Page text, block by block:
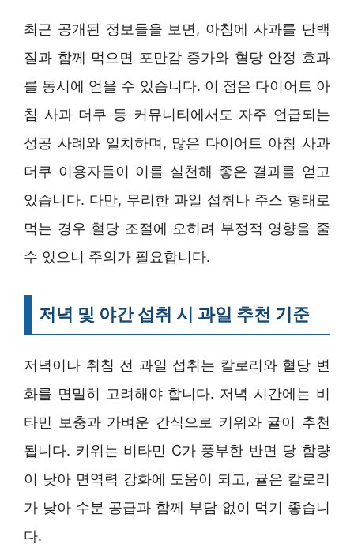
최근 공개된 정보들을 보면, 아침에 사과를 단백
질과 함께 먹으면 포만감 증가와 혈당 안정 효과
를 동시에 얻을 수 있습니다. 이 점은 다이어트 아
침 사과 더쿠 등 커뮤니티에서도 자주 언급되는
성공 사례와 일치하며, 많은 다이어트 아침 사과
더쿠 이용자들이 이를 실천해 좋은 결과를 얻고
있습니다. 다만, 무리한 과일 섭취나 주스 형태로
먹는 경우 혈당 조절에 오히려 부정적 영향을 줄
수 있으니 주의가 필요합니다.
저녁 및 야간 섭취 시 과일 추천 기준
저녁이나 취침 전 과일 섭취는 칼로리와 혈당 변
화를 면밀히 고려해야 합니다. 저녁 시간에는 비
타민 보충과 가벼운 간식으로 키위와 귤이 추천
됩니다. 키위는 비타민 C가 풍부한 반면 당 함량
이 낮아 면역력 강화에 도움이 되고, 귤은 칼로리
가 낮아 수분 공급과 함께 부담 없이 먹기 좋습니
다.